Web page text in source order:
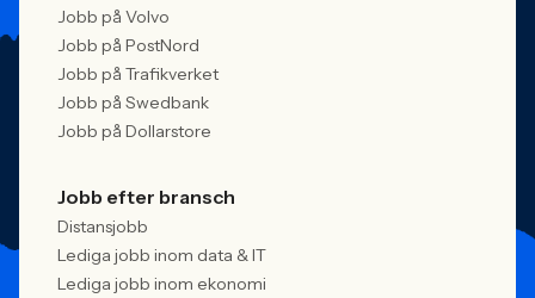
Jobb på Volvo
Jobb på PostNord
Jobb på Trafikverket
Jobb på Swedbank
Jobb på Dollarstore
Jobb efter bransch
Distansjobb
Lediga jobb inom data & IT
Lediga jobb inom ekonomi